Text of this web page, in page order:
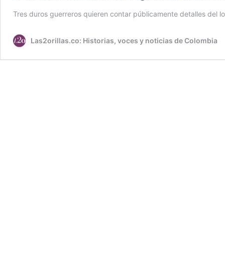
Tres duros guerreros quieren contar públicamente detalles del
Las2orillas.co: Historias, voces y noticias de Colombia